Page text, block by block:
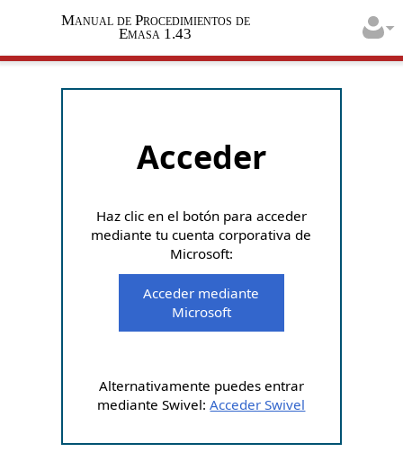
Manual de Procedimientos de
Emasa 1.43
Acceder
Haz clic en el botón para acceder
mediante tu cuenta corporativa de
Microsoft:
Acceder mediante
Microsoft
Alternativamente puedes entrar
mediante Swivel:Acceder Swivel